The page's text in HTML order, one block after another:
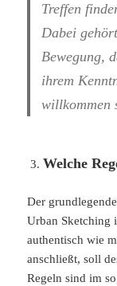
Treffen
Dabei
Bewegung,
ihrem
willkommen
Welche
Der
Urban Sketching
authentisch wie
anschließt, soll
Regeln sind im